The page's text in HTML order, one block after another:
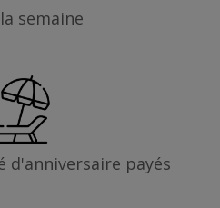
semaine
d'anniversaire payés